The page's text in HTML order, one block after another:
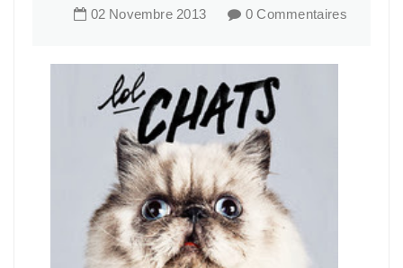
02 Novembre 2013 0 Commentaires